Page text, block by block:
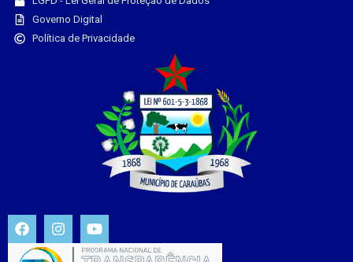
Governo Digital
Política de Privacidade